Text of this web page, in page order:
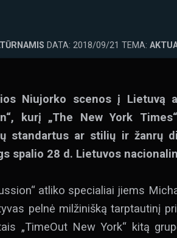
DATA: 2018/09/21 TEMA:
Niujorko scenos į Lietuvą
, kurį „The New York
standartus ar stilių ir žanrų
spalio 28 d . Lietuvos
atliko specialiai jiems
pelnė milžinišką tarptautinį
„TimeOut New York“ kitą